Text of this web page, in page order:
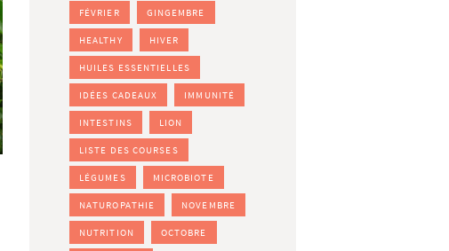
FÉVRIER GINGEMBRE
HEALTHY HIVER
HUILES ESSENTIELLES
IDÉES CADEAUX IMMUNITÉ
INTESTINS LION
LISTE DES COURSES
LÉGUMES MICROBIOTE
NATUROPATHIE NOVEMBRE
NUTRITION OCTOBRE